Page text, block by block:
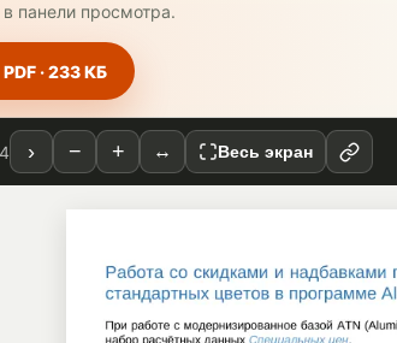
панели просмотра.
· 233 КБ
› − + ↔ Весь экран